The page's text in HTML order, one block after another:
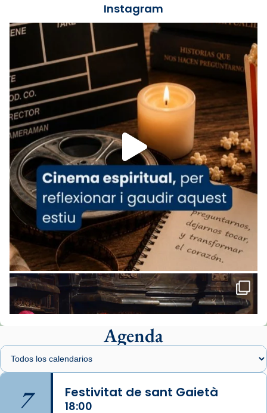
Foto
View on Facebook Share
Arquebisbat de Barcelonais at Catedral
de Barcelona.
1 week ago
Aquest dilluns, 27 de juliol, ha tingut lloc la
missa d’acció de gràcies en agraïment al
comitè organitzador de la visita apostòlica
del Sant Pare Lleó XIV a Barcelona, i als
col·laboradors, a la Catedral de Barcelona.
L’arquebisbe de Barcelona, el cardenal Joan
Josep Omella, ha presidit la missa i l’ha
concelebrat el bisbe auxiliar de Barcelona,
Mons. David Abadías.
📸 Dr. G. Simón
Foto
View on Facebook Share
Arquebisbat de Barcelona
1 week ago
Memòria de les santes Juliana i
Semproniana, verges i màrtirs.
Acompanyant la història de sant Cugat, a
Instagram
Agenda
7 Festivitat de sant Gaietà
18:00